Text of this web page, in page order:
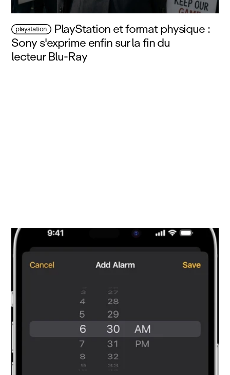
playstation PlayStation et format physique :
Sony s'exprime enfin sur la fin du
lecteur Blu‑Ray